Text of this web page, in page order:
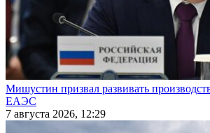
Мишустин призвал развивать
ЕАЭС
7 августа 2026, 12:29